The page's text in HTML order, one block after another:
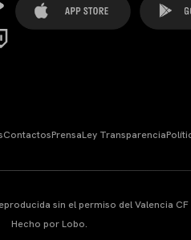
ContactosPrensaLey Transparencia
sin el permiso del Valencia
Hecho por Lobo.